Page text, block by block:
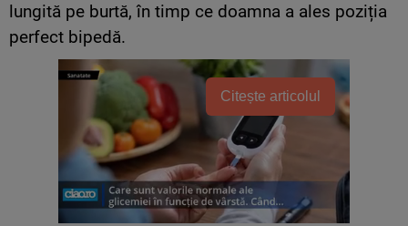
lungită pe burtă, în timp ce doamna a ales poziția
perfect bipedă.
Citește articolul